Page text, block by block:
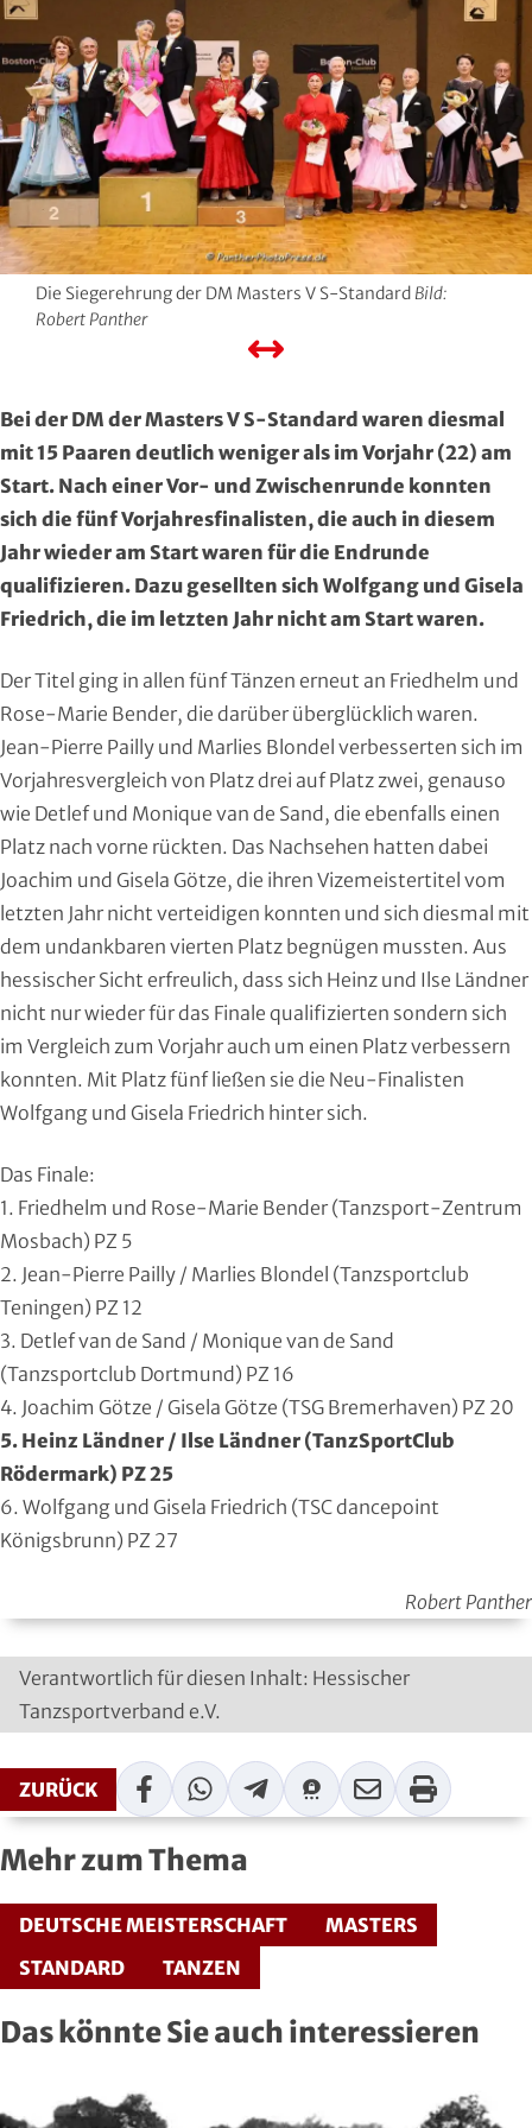
Die Siegerehrung der DM Masters V S-Standard Bild:
Robert Panther
Bei der DM der Masters V S-Standard waren diesmal
mit 15 Paaren deutlich weniger als im Vorjahr (22) am
Start. Nach einer Vor- und Zwischenrunde konnten
sich die fünf Vorjahresfinalisten, die auch in diesem
Jahr wieder am Start waren für die Endrunde
qualifizieren. Dazu gesellten sich Wolfgang und Gisela
Friedrich, die im letzten Jahr nicht am Start waren.
Der Titel ging in allen fünf Tänzen erneut an Friedhelm und
Rose-Marie Bender, die darüber überglücklich waren.
Jean-Pierre Pailly und Marlies Blondel verbesserten sich im
Vorjahresvergleich von Platz drei auf Platz zwei, genauso
wie Detlef und Monique van de Sand, die ebenfalls einen
Platz nach vorne rückten. Das Nachsehen hatten dabei
Joachim und Gisela Götze, die ihren Vizemeistertitel vom
letzten Jahr nicht verteidigen konnten und sich diesmal mit
dem undankbaren vierten Platz begnügen mussten. Aus
hessischer Sicht erfreulich, dass sich Heinz und Ilse Ländner
nicht nur wieder für das Finale qualifizierten sondern sich
im Vergleich zum Vorjahr auch um einen Platz verbessern
konnten. Mit Platz fünf ließen sie die Neu-Finalisten
Wolfgang und Gisela Friedrich hinter sich.
Das Finale:
1. Friedhelm und Rose-Marie Bender (Tanzsport-Zentrum
Mosbach) PZ 5
2. Jean-Pierre Pailly / Marlies Blondel (Tanzsportclub
Teningen) PZ 12
3. Detlef van de Sand / Monique van de Sand
(Tanzsportclub Dortmund) PZ 16
4. Joachim Götze / Gisela Götze (TSG Bremerhaven) PZ 20
5. Heinz Ländner / Ilse Ländner (TanzSportClub
Rödermark) PZ 25
6. Wolfgang und Gisela Friedrich (TSC dancepoint
Königsbrunn) PZ 27
Robert Panther
Verantwortlich für diesen Inhalt: Hessischer
Tanzsportverband e.V.
ZURÜCK FacebookWhatsAppTelegramThreema
Mail Print
Mehr zum Thema
DEUTSCHE MEISTERSCHAFT
MASTERS
STANDARD
TANZEN
Das könnte Sie auch interessieren
Hersfeld-Rotenburg
Hochtaunus
Lahn-Dill
Limburg-Weilburg
Main-Kinzig und Stadt Hanau
Main-Taunus
Odenwald
Offenbach
Region Kassel
Rheingau-Taunus
Schwalm-Eder
Vogelsberg
Waldeck-Frankenberg
Werra-Meißner
Wetterau
Wiesbaden
Baseball & Softball
Basketball
Behinderten- und Rehabilitations-Sport
Billard
Bob- und Schlittensport
Boxen
Cricket
Dart
DAV
Eishockey
Eissport
Fechten
Floorball
Frisbeesport
Fußball
Gehörlosen Sport
Golf
Handball
Judo
Kanu
Karate
Kegeln und Bowling
Kickboxen
Leichtathletik
Luftsport
Moderner Fünfkampf
Motorbootsport
Motorsport
Pferdesport
Pétanque
Pool-Billard
Radsport
Rasenkraft- und Tauzieh-Sport
Ringen
Dt. Olympische Gesellschaft
Hochschulsport
Kneipp-Bund Hessen
Naturfreunde Hessen
RKB Solidarität
Special Olympics
Sportärzteverband